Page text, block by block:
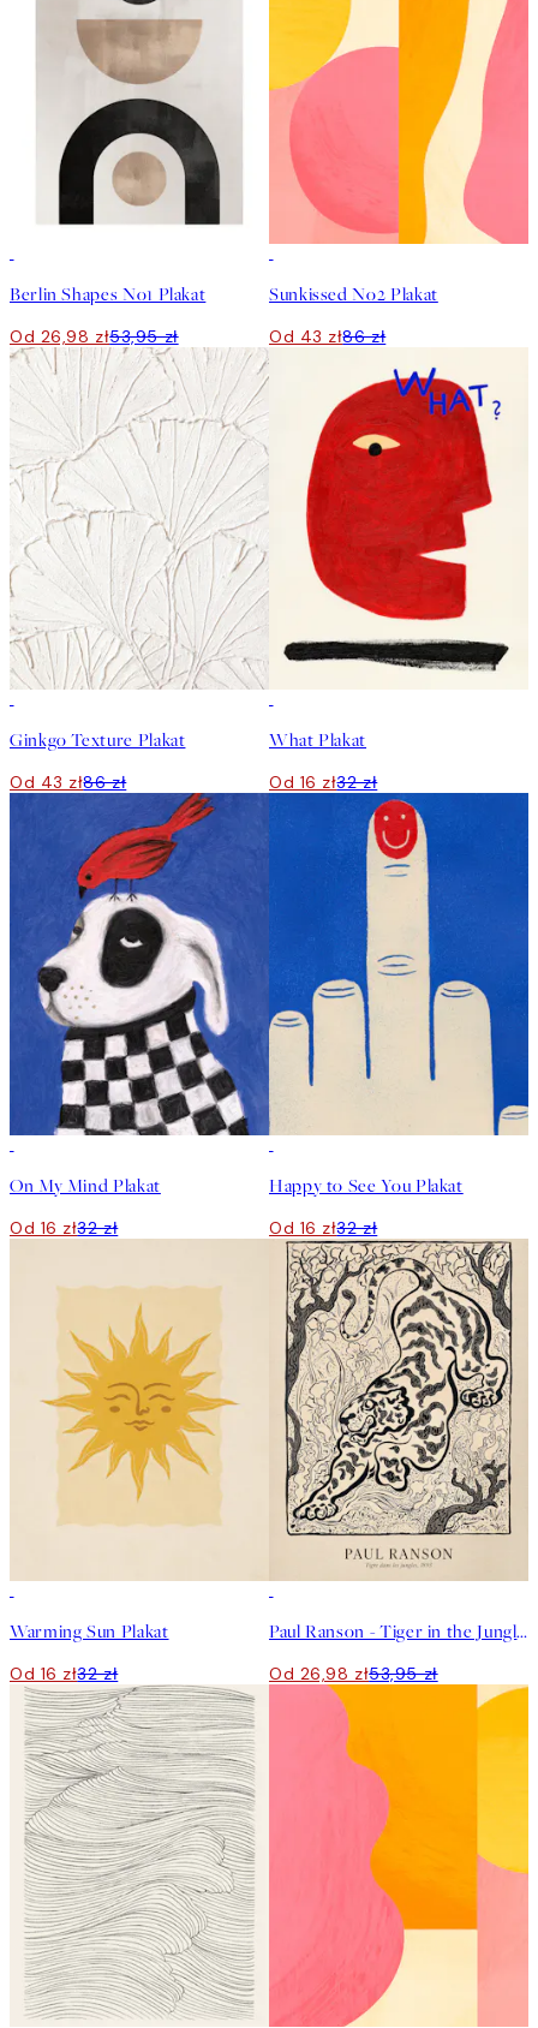
Berlin Shapes No1 Plakat
Od 26,98 zł53,95 zł
Sunkissed No2 Plakat
Od 43 zł86 zł
Ginkgo Texture Plakat
Od 43 zł86 zł
What Plakat
Od 16 zł32 zł
On My Mind Plakat
Od 16 zł32 zł
Happy to See You Plakat
Od 16 zł32 zł
Warming Sun Plakat
Od 16 zł32 zł
Paul Ranson - Tiger in the Jungle Plakat
Od 26,98 zł53,95 zł